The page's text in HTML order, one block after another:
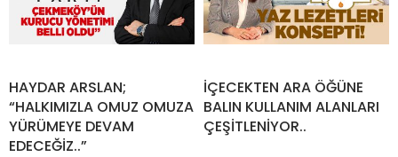
HAYDAR ARSLAN;
“HALKIMIZLA OMUZ OMUZA
YÜRÜMEYE DEVAM
EDECEĞİZ..”
İÇECEKTEN ARA ÖĞÜNE
BALIN KULLANIM ALANLARI
ÇEŞİTLENİYOR..